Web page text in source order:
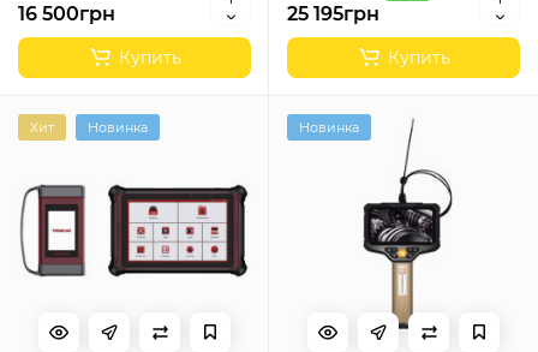
16 500грн
Купить
25 195грн
Купить
Хит Новинка Новинка